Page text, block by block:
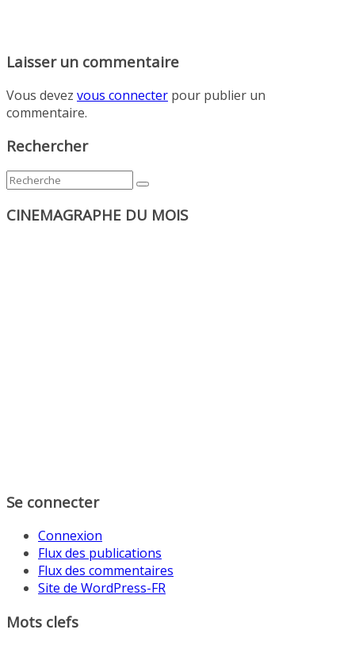
Laisser un commentaire
Vous devez vous connecter pour publier un
commentaire.
Rechercher
CINEMAGRAPHE DU MOIS
Se connecter
Connexion
Flux des publications
Flux des commentaires
Site de WordPress-FR
Mots clefs